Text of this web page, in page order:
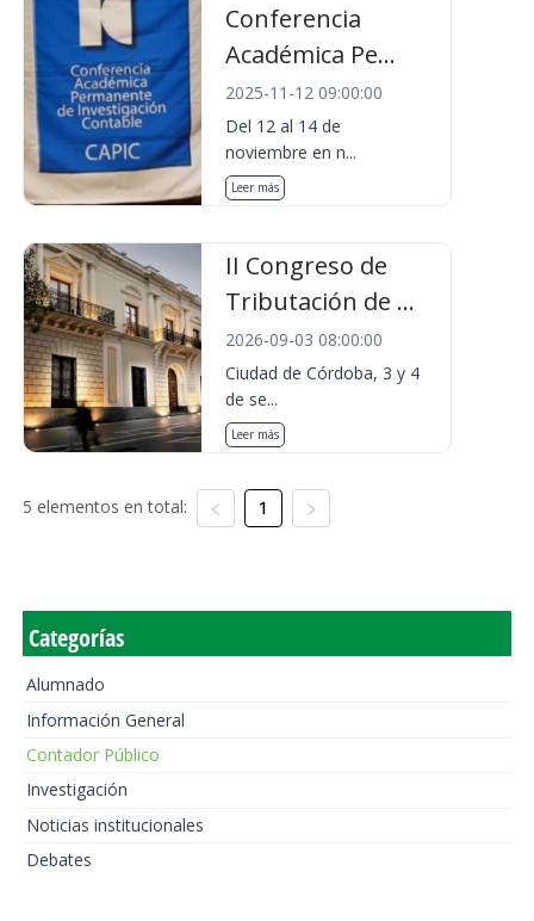
Conferencia
Académica Pe...
2025-11-12 09:00:00
Del 12 al 14 de
noviembre en n...
Leer más
II Congreso de
Tributación de ...
2026-09-03 08:00:00
Ciudad de Córdoba, 3 y 4
de se...
Leer más
5 elementos en total: 1
Categorías
Alumnado
Información General
Contador Público
Investigación
Noticias institucionales
Debates